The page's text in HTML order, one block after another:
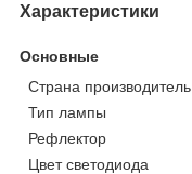
Характеристики
Основные
Страна производитель
Тип лампы
Рефлектор
Цвет светодиода